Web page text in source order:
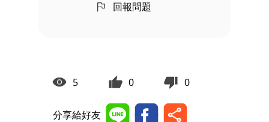
回報問題
5 0 0
分享給好友